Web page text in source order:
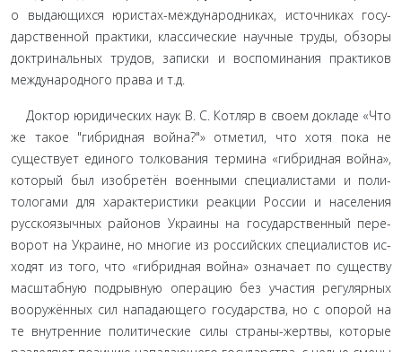
о выдающихся юристах-международниках, источниках госу­
дарственной практики, классические научные труды, обзоры
доктринальных трудов, записки и воспоминания практиков
международного права и т.д.
Доктор юридических наук В. С. Котляр в своем докладе «Что
же такое "гибридная война?"» отметил, что хотя пока не
существует единого толкования термина «гибридная война»,
который был изобретён военными специалистами и поли­
тологами для характеристики реакции России и населения
русскоязычных районов Украины на государственный пере­
ворот на Украине, но многие из российских специалистов ис­
ходят из того, что «гибридная война» означает по существу
масштабную подрывную операцию без участия регулярных
вооружённых сил нападающего государства, но с опорой на
те внутренние политические силы страны-жертвы, которые